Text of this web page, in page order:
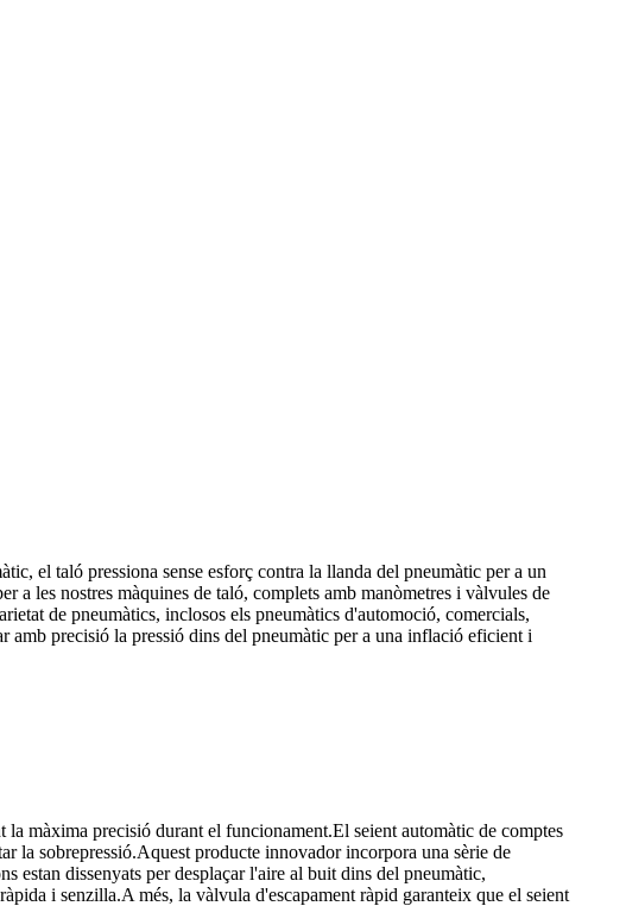
el taló pressiona sense esforç contra la llanda del pneumàtic per a un
a les nostres màquines de taló, complets amb manòmetres i vàlvules de
de pneumàtics, inclosos els pneumàtics d'automoció, comercials,
amb precisió la pressió dins del pneumàtic per a una inflació eficient i
màxima precisió durant el funcionament.El seient automàtic de comptes
la sobrepressió.Aquest producte innovador incorpora una sèrie de
estan dissenyats per desplaçar l'aire al buit dins del pneumàtic,
i senzilla.A més, la vàlvula d'escapament ràpid garanteix que el seient